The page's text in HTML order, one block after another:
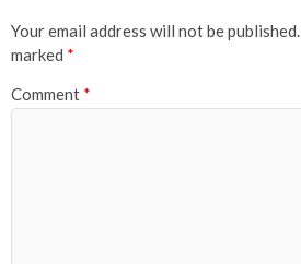
Your email address will not be published.
marked *
Comment *